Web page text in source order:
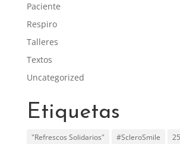
Paciente
Respiro
Talleres
Textos
Uncategorized
Etiquetas
"Refrescos Solidarios" #ScleroSmile